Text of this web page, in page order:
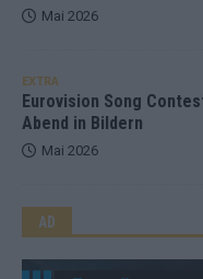
Mai 2026
EXTRA
Eurovision Song
Abend in Bildern
Mai 2026
AD